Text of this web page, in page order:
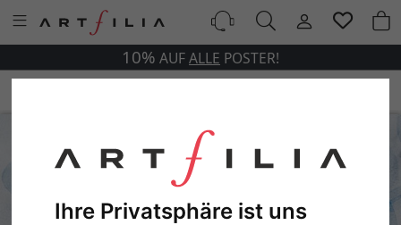
Ihre Privatsphäre ist uns
10% AUFALLE POSTER!